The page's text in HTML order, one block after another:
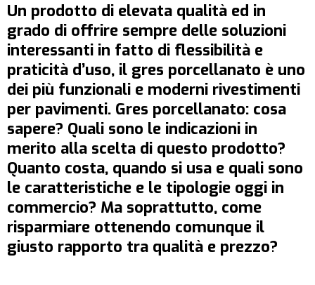
Un prodotto di elevata qualità ed in
grado di offrire sempre delle soluzioni
interessanti in fatto di flessibilità e
praticità d’uso, il gres porcellanato è uno
dei più funzionali e moderni rivestimenti
per pavimenti. Gres porcellanato: cosa
sapere? Quali sono le indicazioni in
merito alla scelta di questo prodotto?
Quanto costa, quando si usa e quali sono
le caratteristiche e le tipologie oggi in
commercio? Ma soprattutto, come
risparmiare ottenendo comunque il
giusto rapporto tra qualità e prezzo?